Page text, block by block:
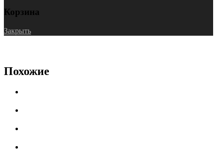
Корзина
Закрыть
Похожие